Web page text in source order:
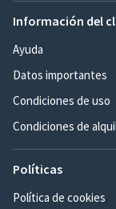
Información del
Ayuda
Datos importantes
Condiciones de uso
Condiciones de
Políticas
Política de cookies